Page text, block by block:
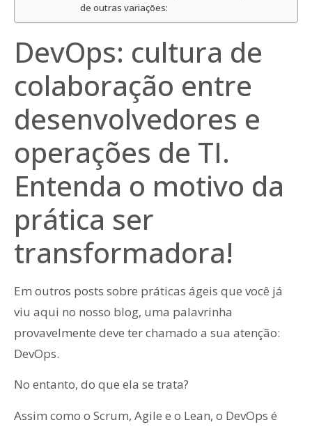
de outras variações:
DevOps: cultura de
colaboração entre
desenvolvedores e
operações de TI.
Entenda o motivo da
prática ser
transformadora!
Em outros posts sobre práticas ágeis que você já
viu aqui no nosso blog, uma palavrinha
provavelmente deve ter chamado a sua atenção:
DevOps.
No entanto, do que ela se trata?
Assim como o Scrum, Agile e o Lean, o DevOps é